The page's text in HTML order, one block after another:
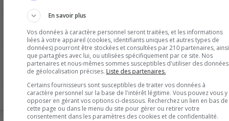
Dec Jan Feb Mar Apr
En savoir plus
Vos données à caractère personnel seront traitées, et les informations
liées à votre appareil (cookies, identifiants uniques et autres types de
données) pourront être stockées et consultées par 210 partenaires, ainsi
que partagées avec lui, ou utilisées spécifiquement par ce site. Nos
partenaires et nous-mêmes sommes susceptibles d'utiliser des données
de géolocalisation précises. Liste des partenaires.
Certains fournisseurs sont susceptibles de traiter vos données à
caractère personnel sur la base de l'intérêt légitime. Vous pouvez vous y
opposer en gérant vos options ci-dessous. Recherchez un lien en bas de
cette page ou dans le menu du site pour gérer ou retirer votre
consentement dans les paramètres des cookies et de confidentialité.